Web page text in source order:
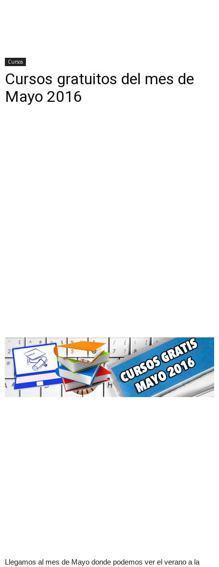
Cursos
Cursos gratuitos del mes de
Mayo 2016
Llegamos al mes de Mayo donde podemos ver el verano a la